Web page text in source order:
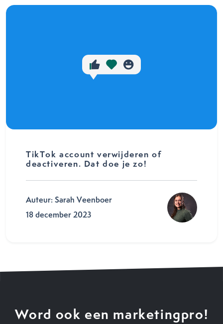
TikTok account verwijderen of
deactiveren. Dat doe je zo!
Auteur: Sarah Veenboer
18 december 2023
Word ook een marketingpro!